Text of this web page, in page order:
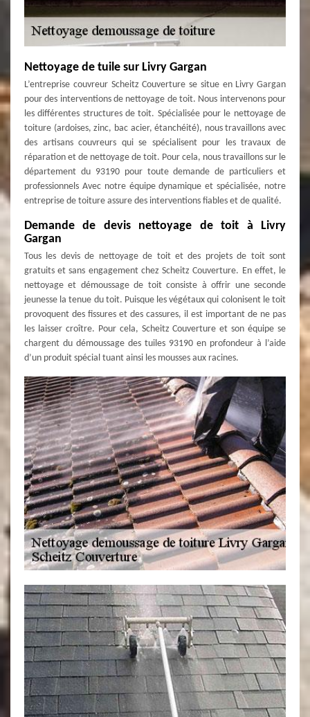
Nettoyage de tuile sur Livry Gargan
L’entreprise couvreur Scheitz Couverture se situe en Livry Gargan
pour des interventions de nettoyage de toit. Nous intervenons pour
les différentes structures de toit. Spécialisée pour le nettoyage de
toiture (ardoises, zinc, bac acier, étanchéité), nous travaillons avec
des artisans couvreurs qui se spécialisent pour les travaux de
réparation et de nettoyage de toit. Pour cela, nous travaillons sur le
département du 93190 pour toute demande de particuliers et
professionnels Avec notre équipe dynamique et spécialisée, notre
entreprise de toiture assure des interventions fiables et de qualité.
Demande de devis nettoyage de toit à Livry
Gargan
Tous les devis de nettoyage de toit et des projets de toit sont
gratuits et sans engagement chez Scheitz Couverture. En effet, le
nettoyage et démoussage de toit consiste à offrir une seconde
jeunesse la tenue du toit. Puisque les végétaux qui colonisent le toit
provoquent des fissures et des cassures, il est important de ne pas
les laisser croître. Pour cela, Scheitz Couverture et son équipe se
chargent du démoussage des tuiles 93190 en profondeur à l’aide
d’un produit spécial tuant ainsi les mousses aux racines.